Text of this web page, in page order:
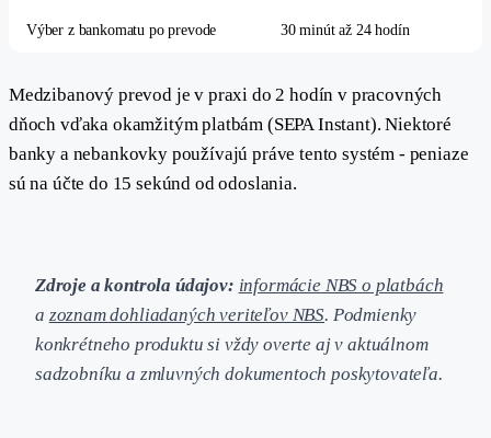
Výber z bankomatu po prevode 30 minút až 24 hodín
Medzibanový prevod je v praxi do 2 hodín v pracovných
dňoch vďaka okamžitým platbám (SEPA Instant). Niektoré
banky a nebankovky používajú práve tento systém - peniaze
sú na účte do 15 sekúnd od odoslania.
Zdroje a kontrola údajov: informácie NBS o platbách
a zoznam dohliadaných veriteľov NBS. Podmienky
konkrétneho produktu si vždy overte aj v aktuálnom
sadzobníku a zmluvných dokumentoch poskytovateľa.